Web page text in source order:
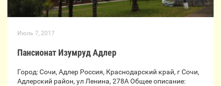
Июль 7, 2017
Пансионат Изумруд Адлер
Город: Сочи, Адлер Россия, Краснодарский край, г Сочи,
Адлерский район, ул Ленина, 278А Общее описание: